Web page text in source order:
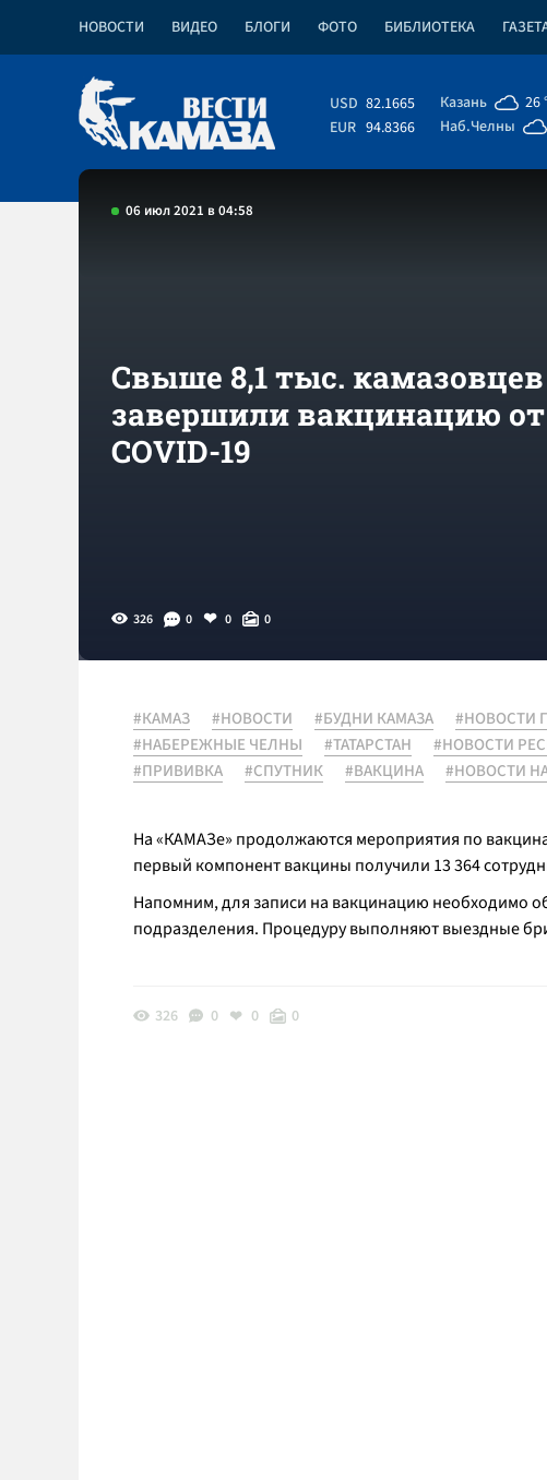
НОВОСТИ ВИДЕО БЛОГИ ФОТО БИБЛИОТЕКА
USD 82.1665
EUR 94.8366
Казань
26
Наб.Челны
06 июл 2021 в 04:58
Свыше 8,1 тыс. камазовцев
завершили вакцинацию от
COVID-19
326 0 0 0
#КАМАЗ #НОВОСТИ #БУДНИ КАМАЗА #НОВОСТИ
#НАБЕРЕЖНЫЕ ЧЕЛНЫ
#ТАТАРСТАН #НОВОСТИ
#ПРИВИВКА
#СПУТНИК #ВАКЦИНА #НОВОСТИ
На «КАМАЗе» продолжаются мероприятия по
первый компонент вакцины получили 13 364
Напомним, для записи на вакцинацию необходимо
подразделения. Процедуру выполняют выездные
326 0 0 0